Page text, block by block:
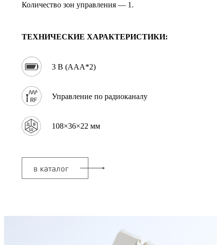
Количество зон управления — 1.
ТЕХНИЧЕСКИЕ ХАРАКТЕРИСТИКИ:
3 В (AAA*2)
Управление по радиоканалу
108×36×22 мм